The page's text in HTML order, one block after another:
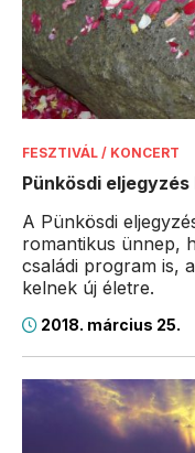
FESZTIVÁL / KONCERT
Pünkösdi
A Pünkösdi
romantikus ünnep,
családi program is,
kelnek új életre.
2018. március 25.